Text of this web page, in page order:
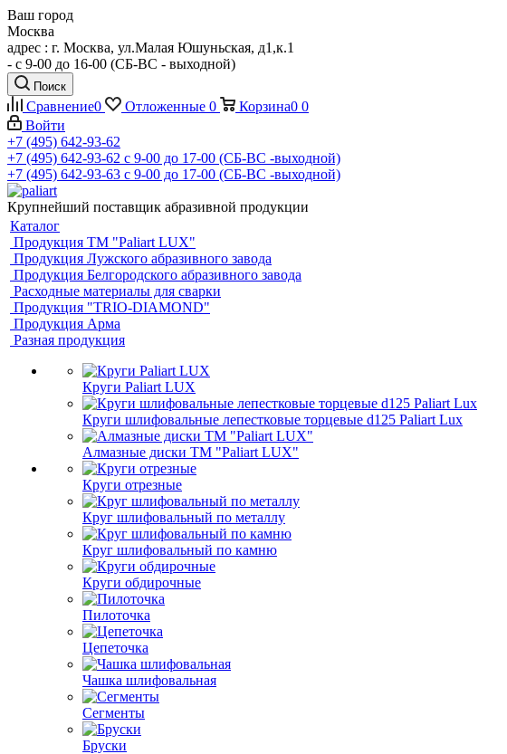
Ваш город
Москва
адрес : г. Москва, ул.Малая Юшуньская, д1,к.1
- c 9-00 до 16-00 (СБ-ВС - выходной)
Поиск
Сравнение0 Отложенные 0 Корзина0 0
Войти
+7 (495) 642-93-62
+7 (495) 642-93-62 c 9-00 до 17-00 (СБ-ВС -выходной)
+7 (495) 642-93-63 c 9-00 до 17-00 (СБ-ВС -выходной)
Крупнейший поставщик абразивной продукции
Каталог
Продукция ТМ "Paliart LUX"
Продукция Лужского абразивного завода
Продукция Белгородского абразивного завода
Расходные материалы для сварки
Продукция "TRIO-DIAMOND"
Продукция Арма
Разная продукция
Круги Paliart LUX
Круги шлифовальные лепестковые торцевые d125 Paliart Lux
Алмазные диски ТМ "Paliart LUX"
Круги отрезные
Круг шлифовальный по металлу
Круг шлифовальный по камню
Круги обдирочные
Пилоточка
Цепеточка
Чашка шлифовальная
Сегменты
Бруски